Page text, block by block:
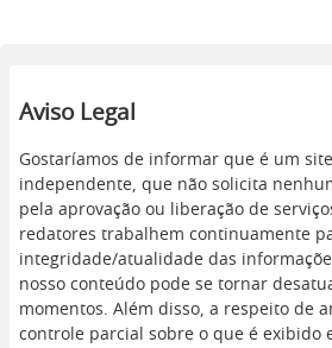
Aviso Legal
Gostaríamos de informar que é um
independente, que não solicita
pela aprovação ou liberação de
redatores trabalhem continuamente
integridade/atualidade das
nosso conteúdo pode se tornar
momentos. Além disso, a respeito de
controle parcial sobre o que é exibido